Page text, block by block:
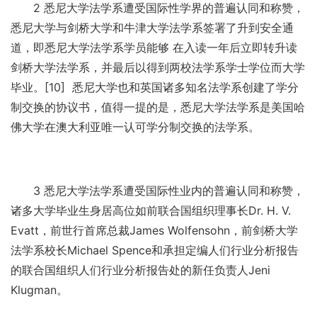
2 悉尼大学法学系遭受国际性学界的普遍认同和称赞，
悉尼大学与剑桥大学和牛津大学法学系签署了升到安全通
道，即悉尼大学法学系学员能够 在入读一年后立即转升读
剑桥大学法学系，并最后以得到两校法学系学士学位而大学
毕业。[10] 悉尼大学也和英国诸多知名法学系创建了学分
制交换的协议书，值得一提的是，悉尼大学法学系是美国哈
佛大学在澳大利亚唯一认可学分制交换的法学系。
3 悉尼大学法学系遭受国际性业内的普遍认同和称赞，
诸多大学毕业生身居高位如前联合国组织理事长Dr. H. V.
Evatt，前世行首席总裁James Wolfensohn，前剑桥大学
法学系校长Michael Spence和承担定编人们行业分析报告
的联合国组织人们行业分析报告处的新任负责人Jeni
Klugman。